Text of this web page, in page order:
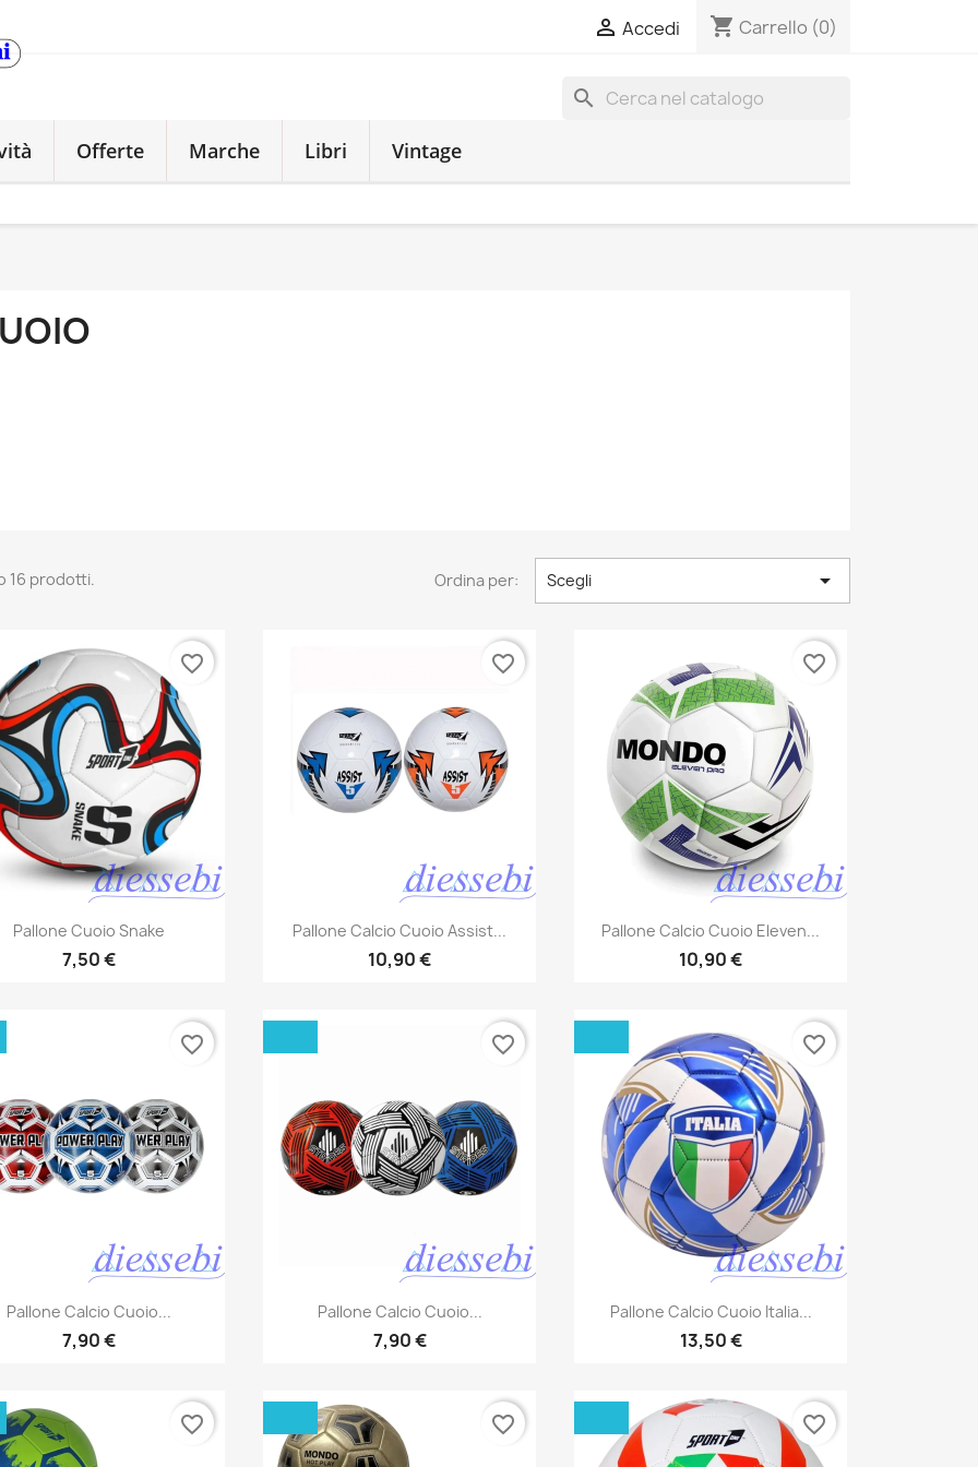
 Accedi shopping_cart Carrello (0)
search
Offerte Marche Libri Vintage
16 prodotti. Ordina per: Scegli 
Anteprima
Pallone Cuoio Snake
7,50 €
favorite_border
Anteprima
Pallone Calcio Cuoio Assist...
10,90 €
favorite_border
Anteprima
Pallone Calcio Cuoio Eleven...
10,90 €
favorite_border
Anteprima
Pallone Calcio Cuoio...
7,90 €
favorite_border
Anteprima
Pallone Calcio Cuoio...
7,90 €
favorite_border
Anteprima
Pallone Calcio Cuoio Italia...
13,50 €
favorite_border
favorite_border favorite_border favorite_border